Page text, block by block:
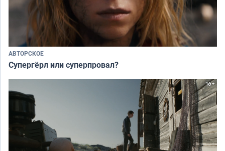
АВТОРСКОЕ
Супергёрл или суперпровал?